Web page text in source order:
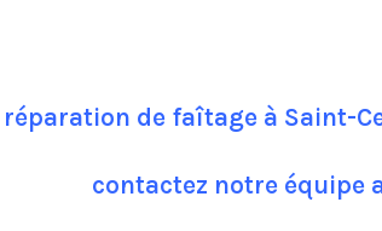
réparation de faîtage à Saint-
contactez notre équipe